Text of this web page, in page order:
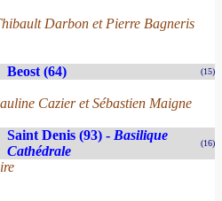
Darbon et Pierre Bagneris
Beost (64) (15)
Cazier et Sébastien Maigne
Saint Denis (93) - Basilique
Cathédrale
(16)